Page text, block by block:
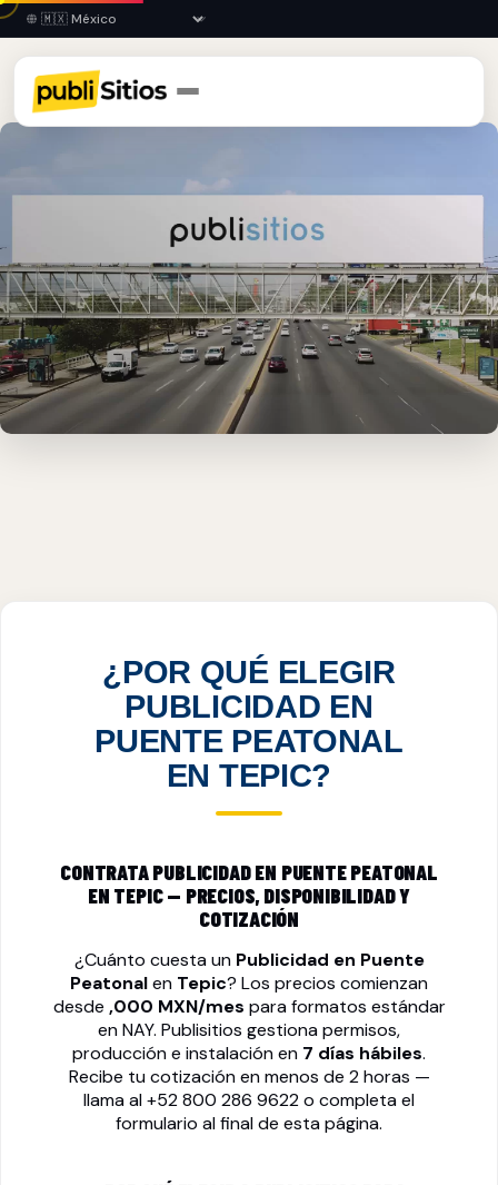
¿POR QUÉ ELEGIR
PUBLICIDAD EN
PUENTE PEATONAL
EN TEPIC?
CONTRATA PUBLICIDAD EN PUENTE PEATONAL
EN TEPIC — PRECIOS, DISPONIBILIDAD Y
COTIZACIÓN
¿Cuánto cuesta un Publicidad en Puente
Peatonalen Tepic? Los precios comienzan
desde ,000 MXN/mes para formatos estándar
en NAY. Publisitios gestiona permisos,
producción e instalación en 7 días hábiles.
Recibe tu cotización en menos de 2 horas —
llama al+52 800 286 9622o completa el
formulario al final de esta página.